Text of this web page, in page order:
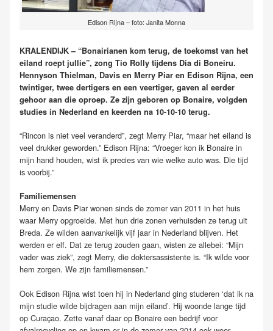
Edison Rijna – foto: Janita Monna
KRALENDIJK – “Bonairianen kom terug, de toekomst van het
eiland roept jullie”, zong Tio Rolly tijdens Dia di Boneiru.
Hennyson Thielman, Davis en Merry Piar en Edison Rijna, een
twintiger, twee dertigers en een veertiger, gaven al eerder
gehoor aan die oproep. Ze zijn geboren op Bonaire, volgden
studies in Nederland en keerden na 10-10-10 terug.
“Rincon is niet veel veranderd”, zegt Merry Piar, “maar het eiland is
veel drukker geworden.” Edison Rijna: “Vroeger kon ik Bonaire in
mijn hand houden, wist ik precies van wie welke auto was. Die tijd
is voorbij.”
Familiemensen
Merry en Davis Piar wonen sinds de zomer van 2011 in het huis
waar Merry opgroeide. Met hun drie zonen verhuisden ze terug uit
Breda. Ze wilden aanvankelijk vijf jaar in Nederland blijven. Het
werden er elf. Dat ze terug zouden gaan, wisten ze allebei: “Mijn
vader was ziek”, zegt Merry, die doktersassistente is. “Ik wilde voor
hem zorgen. We zijn familiemensen.”
Ook Edison Rijna wist toen hij in Nederland ging studeren ‘dat ik na
mijn studie wilde bijdragen aan mijn eiland’. Hij woonde lange tijd
op Curaçao. Zette vanaf daar op Bonaire een bedrijf voor